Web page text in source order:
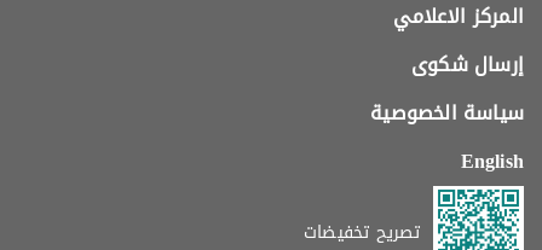
المركز الاعلامي
إرسال شكوى
سياسة الخصوصية
English
تصريح تخفيضات